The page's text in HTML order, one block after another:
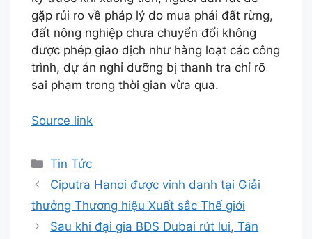
gặp rủi ro về pháp lý do mua phải đất rừng,
đất nông nghiệp chưa chuyển đổi không
được phép giao dịch như hàng loạt các công
trình, dự án nghỉ dưỡng bị thanh tra chỉ rõ
sai phạm trong thời gian vừa qua.
Source link
Danh
mục
Tin Tức
Ciputra Hanoi được vinh danh tại Giải
thưởng Thương hiệu Xuất sắc Thế giới
Sau khi đại gia BĐS Dubai rút lui, Tân